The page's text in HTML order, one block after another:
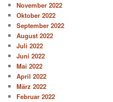
November 2022
Oktober 2022
September 2022
August 2022
Juli 2022
Juni 2022
Mai 2022
April 2022
März 2022
Februar 2022